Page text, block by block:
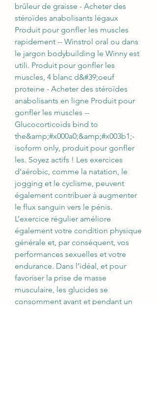
brûleur de graisse - Acheter des
stéroïdes anabolisants légaux
Produit pour gonfler les muscles
rapidement -- Winstrol oral ou dans
le jargon bodybuilding le Winny est
utili. Produit pour gonfler les
muscles, 4 blanc d&#39;oeuf
proteine - Acheter des stéroïdes
anabolisants en ligne Produit pour
gonfler les muscles --
Glucocorticoids bind to
the&amp;#x000a0;&amp;#x003b1;-
isoform only, produit pour gonfler
les. Soyez actifs ! Les exercices
d’aérobic, comme la natation, le
jogging et le cyclisme, peuvent
également contribuer à augmenter
le flux sanguin vers le pénis.
L’exercice régulier améliore
également votre condition physique
générale et, par conséquent, vos
performances sexuelles et votre
endurance. Dans l’idéal, et pour
favoriser la prise de masse
musculaire, les glucides se
consomment avant et pendant un